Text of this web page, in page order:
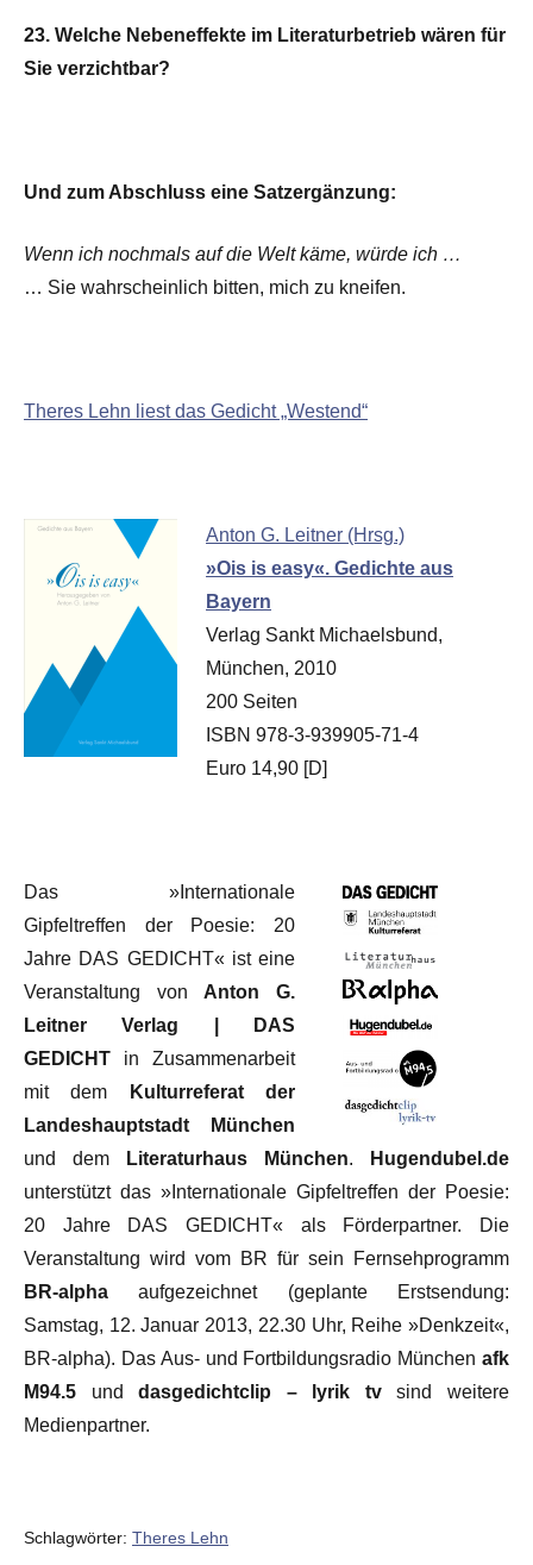
23. Welche Nebeneffekte im Literaturbetrieb wären für
Sie verzichtbar?
Und zum Abschluss eine Satzergänzung:
Wenn ich nochmals auf die Welt käme, würde ich …
… Sie wahrscheinlich bitten, mich zu kneifen.
Theres Lehn liest das Gedicht „Westend“
Anton G. Leitner (Hrsg.)
»Ois is easy«. Gedichte aus
Bayern
Verlag Sankt Michaelsbund,
München, 2010
200 Seiten
ISBN 978-3-939905-71-4
Euro 14,90 [D]
Das »Internationale
Gipfeltreffen der Poesie: 20
Jahre DAS GEDICHT« ist eine
Veranstaltung von Anton G.
Leitner Verlag | DAS
GEDICHT in Zusammenarbeit
mit dem
Kulturreferat der
Landeshauptstadt München
und dem
Literaturhaus München.
Hugendubel.de
unterstützt das »Internationale Gipfeltreffen der Poesie:
20 Jahre DAS GEDICHT« als Förderpartner. Die
Veranstaltung wird vom BR für sein Fernsehprogramm
BR-alpha aufgezeichnet (geplante Erstsendung:
Samstag, 12. Januar 2013, 22.30 Uhr, Reihe »Denkzeit«,
BR-alpha). Das Aus- und Fortbildungsradio München afk
M94.5 unddasgedichtclip – lyrik tvsind weitere
Medienpartner.
Schlagwörter: Theres Lehn